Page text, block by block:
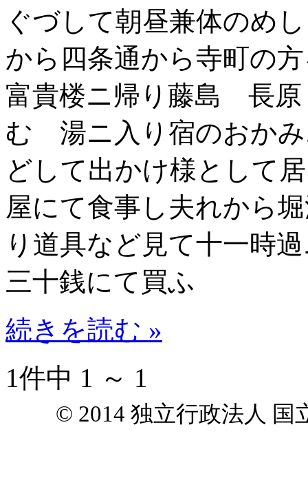
ぐづして朝昼兼体のめ
から四条通から寺町の
富貴楼ニ帰り藤島 長
む 湯ニ入り宿のおかみ
どして出かけ様として
屋にて食事し夫れから
り道具など見て十一時
三十銭にて買ふ
続きを読む »
1件中 1 ～ 1
© 2014 独立行政法人 国